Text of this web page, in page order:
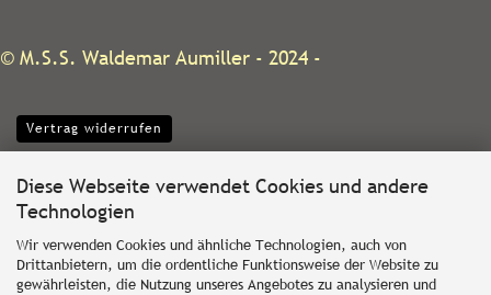
Diese Webseite verwendet Cookies und andere
Technologien
Wir verwenden Cookies und ähnliche Technologien, auch von
Drittanbietern, um die ordentliche Funktionsweise der Website zu
gewährleisten, die Nutzung unseres Angebotes zu analysieren und
© M.S.S. Waldemar Aumiller - 2024 -
Vertrag widerrufen